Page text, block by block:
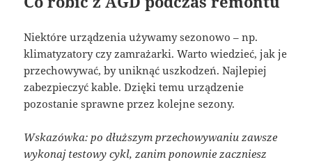
Niektóre urządzenia używamy sezonowo – np.
klimatyzatory czy zamrażarki. Warto wiedzieć, jak je
przechowywać, by uniknąć uszkodzeń. Najlepiej
zabezpieczyć kable. Dzięki temu urządzenie
pozostanie sprawne przez kolejne sezony.
Wskazówka: po dłuższym przechowywaniu zawsze
wykonaj testowy cykl, zanim ponownie zaczniesz